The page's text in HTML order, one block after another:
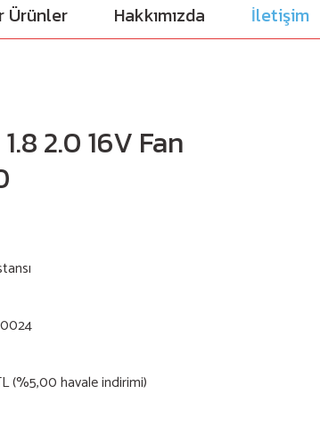
Ürünler Hakkımızda İletişim
2.0 16V Fan
(%5,00 havale indirimi)